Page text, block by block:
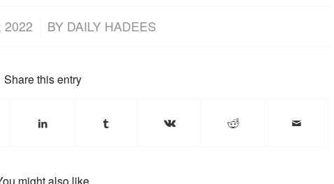
2022 BY DAILY HADEES
Share this entry